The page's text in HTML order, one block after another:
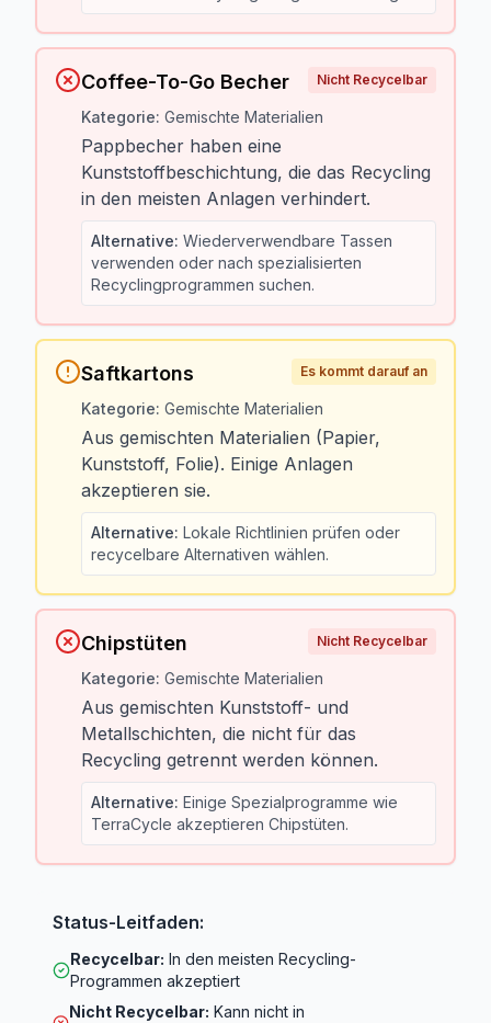
Coffee-To-Go Becher Nicht Recycelbar
Kategorie: Gemischte Materialien
Pappbecher haben eine
Kunststoffbeschichtung, die das Recycling
in den meisten Anlagen verhindert.
Alternative: Wiederverwendbare Tassen
verwenden oder nach spezialisierten
Recyclingprogrammen suchen.
Saftkartons Es kommt darauf an
Kategorie: Gemischte Materialien
Aus gemischten Materialien (Papier,
Kunststoff, Folie). Einige Anlagen
akzeptieren sie.
Alternative: Lokale Richtlinien prüfen oder
recycelbare Alternativen wählen.
Chipstüten Nicht Recycelbar
Kategorie: Gemischte Materialien
Aus gemischten Kunststoff- und
Metallschichten, die nicht für das
Recycling getrennt werden können.
Alternative: Einige Spezialprogramme wie
TerraCycle akzeptieren Chipstüten.
Status-Leitfaden:
Recycelbar: In den meisten Recycling-
Programmen akzeptiert
Nicht Recycelbar: Kann nicht in